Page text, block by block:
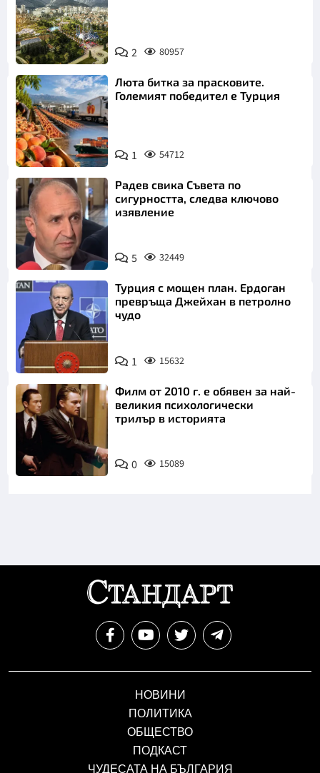
2 80957
Люта битка за прасковите.
Големият победител е Турция
1 54712
Радев свика Съвета по
сигурността, следва ключово
изявление
5 32449
Турция с мощен план. Ердоган
превръща Джейхан в петролно
чудо
1 15632
Филм от 2010 г. е обявен за най-
великия психологически
трилър в историята
0 15089
НОВИНИ
ПОЛИТИКА
ОБЩЕСТВО
ПОДКАСТ
ЧУДЕСАТА НА БЪЛГАРИЯ